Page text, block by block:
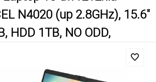
N4020 (up 2.8GHz), 15.6"
HDD 1TB, NO ODD,